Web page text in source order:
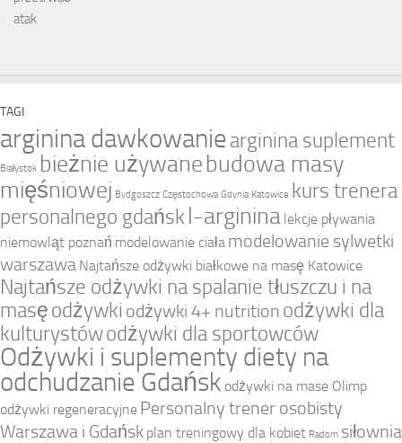
TAGI
arginina dawkowaniearginina suplement
Białystok bieżnie używanebudowa masy
mięśniowej Bydgoszcz Częstochowa Gdynia Katowice kurs trenera
personalnego gdańsk l-arginina lekcje pływania
niemowląt poznań modelowanie ciała modelowanie sylwetki
warszawa Najtańsze odżywki białkowe na masę Katowice
Najtańsze odżywki na spalanie tłuszczu i na
masęodżywki odżywki 4+ nutrition odżywki dla
kulturystówodżywki dla sportowców
Odżywki i suplementy diety na
odchudzanie Gdańsk odżywki na mase Olimp
odżywki regeneracyjne Personalny trener osobisty
Warszawa i Gdańsk plan treningowy dla kobiet Radom siłownia